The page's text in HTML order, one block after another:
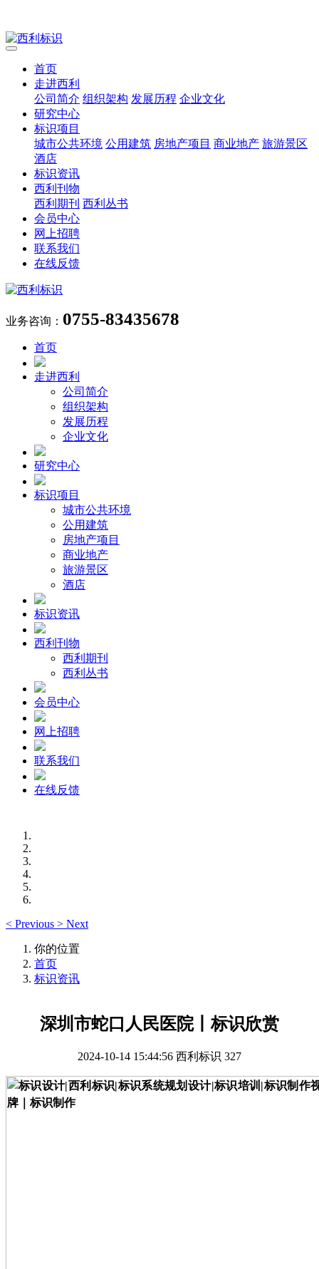
首页
走进西利
公司简介 组织架构 发展历程 企业文化
研究中心
标识项目
城市公共环境 公用建筑 房地产项目 商业地产 旅游景区
酒店
标识资讯
西利刊物
西利期刊 西利丛书
会员中心
网上招聘
联系我们
在线反馈
业务咨询： 0755-83435678
首页
走进西利
公司简介
组织架构
发展历程
企业文化
研究中心
标识项目
城市公共环境
公用建筑
房地产项目
商业地产
旅游景区
酒店
标识资讯
西利刊物
西利期刊
西利丛书
会员中心
网上招聘
联系我们
在线反馈
< Previous > Next
你的位置
首页
标识资讯
深圳市蛇口人民医院丨标识欣赏
2024-10-14 15:44:56 西利标识 327